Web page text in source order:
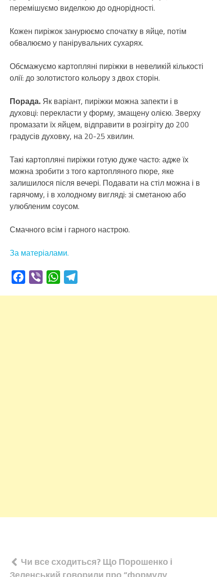
перемішуємо виделкою до однорідності.
Кожен пиріжок занурюємо спочатку в яйце, потім
обвалюємо у панірувальних сухарях.
Обсмажуємо картопляні пиріжки в невеликій кількості
олії: до золотистого кольору з двох сторін.
Порада. Як варіант, пиріжки можна запекти і в
духовці: перекласти у форму, змащену олією. Зверху
промазати їх яйцем, відправити в розігріту до 200
градусів духовку, на 20-25 хвилин.
Такі картопляні пиріжки готую дуже часто: адже їх
можна зробити з того картопляного пюре, яке
залишилося після вечері. Подавати на стіл можна і в
гарячому, і в холодному вигляді: зі сметаною або
улюбленим соусом.
Смачного всім і гарного настрою.
За матеріалами.
Facebook
Viber WhatsApp
Навігація
Чи все сходиться? Що Порошенко і